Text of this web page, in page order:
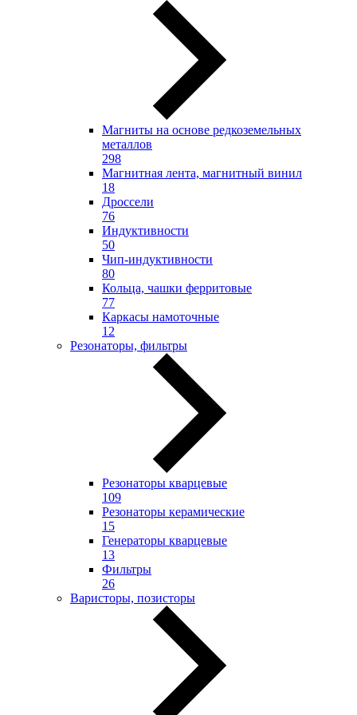
Магниты на основе редкоземельных
металлов
298
Магнитная лента, магнитный винил
18
Дроссели
76
Индуктивности
50
Чип-индуктивности
80
Кольца, чашки ферритовые
77
Каркасы намоточные
12
Резонаторы, фильтры
Резонаторы кварцевые
109
Резонаторы керамические
15
Генераторы кварцевые
13
Фильтры
26
Варисторы, позисторы